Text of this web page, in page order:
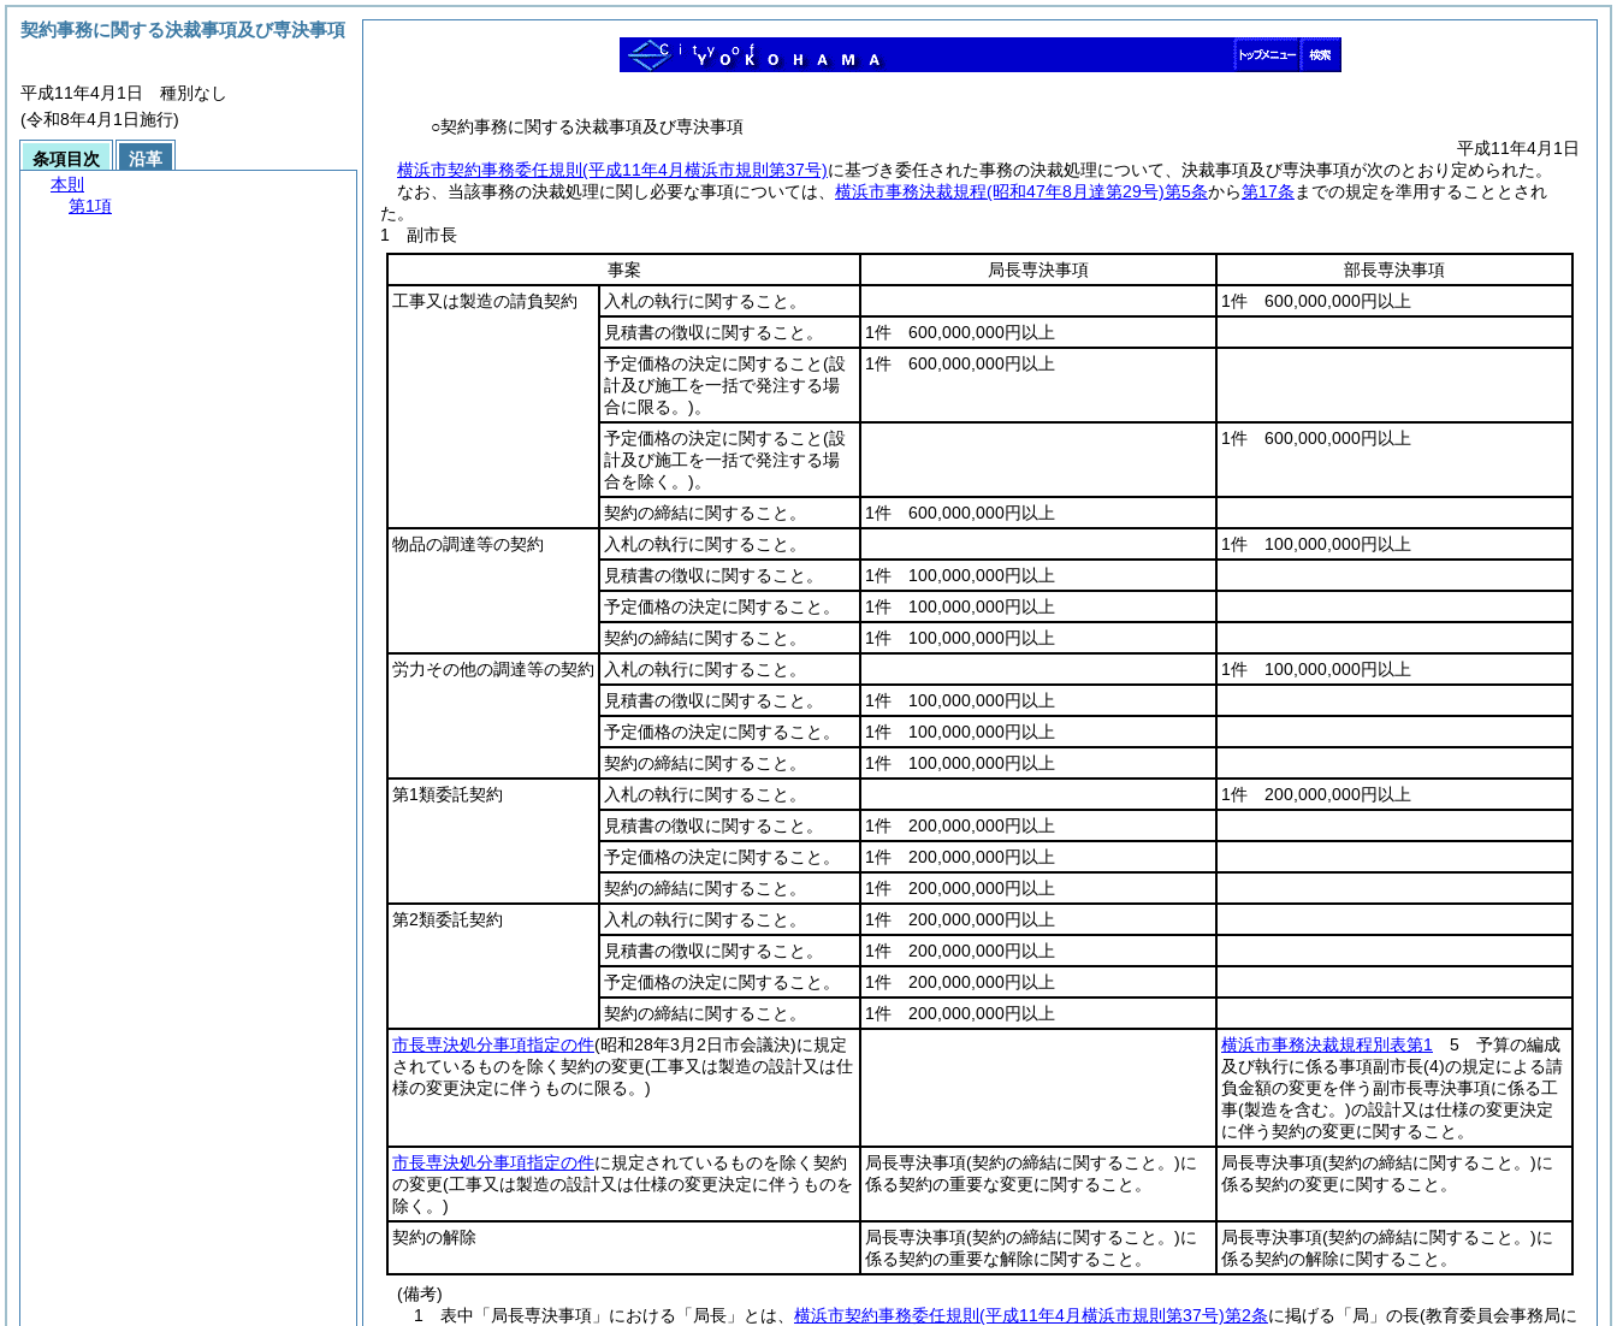
○契約事務に関する決裁事項及び専決事項
平成11年4月1日
横浜市契約事務委任規則 (平成11年4月横浜市規則第37号)に基づき委任された事務の決裁処理について、決裁事項及び専決事項が次のとおり定められた。
なお、当該事務の決裁処理に関し必要な事項については、 横浜市事務決裁規程(昭和47年8月達第29号)第5条から第17条 までの規定を準用することとされ
た。
1 副市長
事案
局長専決事項
部長専決事項
工事又は製造の請負契約
入札の執行に関すること。
1件 600,000,000円以上
見積書の徴収に関すること。
1件 600,000,000円以上
予定価格の決定に関すること(設
計及び施工を一括で発注する場
合に限る。)。
1件 600,000,000円以上
予定価格の決定に関すること(設
計及び施工を一括で発注する場
合を除く。)。
1件 600,000,000円以上
契約の締結に関すること。
1件 600,000,000円以上
物品の調達等の契約
入札の執行に関すること。
1件 100,000,000円以上
見積書の徴収に関すること。
1件 100,000,000円以上
予定価格の決定に関すること。
1件 100,000,000円以上
契約の締結に関すること。
1件 100,000,000円以上
労力その他の調達等の契約
入札の執行に関すること。
1件 100,000,000円以上
見積書の徴収に関すること。
1件 100,000,000円以上
予定価格の決定に関すること。
1件 100,000,000円以上
契約の締結に関すること。
1件 100,000,000円以上
第1類委託契約
入札の執行に関すること。
1件 200,000,000円以上
見積書の徴収に関すること。
1件 200,000,000円以上
予定価格の決定に関すること。
1件 200,000,000円以上
契約の締結に関すること。
1件 200,000,000円以上
第2類委託契約
入札の執行に関すること。
1件 200,000,000円以上
見積書の徴収に関すること。
1件 200,000,000円以上
予定価格の決定に関すること。
1件 200,000,000円以上
契約の締結に関すること。
1件 200,000,000円以上
市長専決処分事項指定の件(昭和28年3月2日市会議決)に規定
されているものを除く契約の変更(工事又は製造の設計又は仕
様の変更決定に伴うものに限る。)
横浜市事務決裁規程別表第1
5 予算の編成
及び執行に係る事項副市長(4)の規定による請
負金額の変更を伴う副市長専決事項に係る工
事(製造を含む。)の設計又は仕様の変更決定
に伴う契約の変更に関すること。
市長専決処分事項指定の件に規定されているものを除く契約
の変更(工事又は製造の設計又は仕様の変更決定に伴うものを
除く。)
局長専決事項(契約の締結に関すること。)に
係る契約の重要な変更に関すること。
局長専決事項(契約の締結に関すること。)に
係る契約の変更に関すること。
契約の解除 局長専決事項(契約の締結に関すること。)に
係る契約の重要な解除に関すること。
局長専決事項(契約の締結に関すること。)に
係る契約の解除に関すること。
(備考)
1 表中「局長専決事項」における「局長」とは、 横浜市契約事務委任規則 (平成11年4月横浜市規則第37号)第2条に掲げる「局」の長(教育委員会事務局に
契約事務に関する決裁事項及び専決事項
平成11年4月1日 種別なし
(令和8年4月1日施行)
条項目次
沿革
本則
第1項